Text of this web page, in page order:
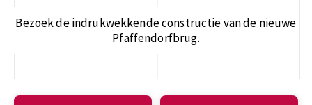
Bezoek de indrukwekkende constructie van de nieuwe
Pfaffendorfbrug.